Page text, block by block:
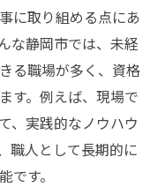
力を再発見
を実現する
市の道
目指す方法
第一歩を紹介
の選び方
に取り組める点にあ
な静岡市では、未経
る職場が多く、資格
す。例えば、現場で
、実践的なノウハウ
職人として長期的に
です。